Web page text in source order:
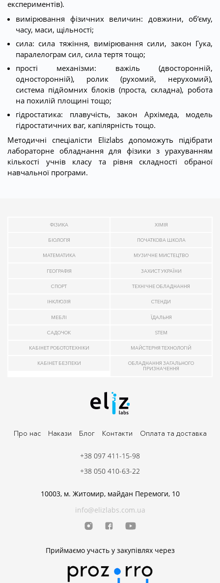
експериментів).
вимірювання фізичних величин: довжини, об’єму,
часу, маси, щільності;
сила: сила тяжіння, вимірювання сили, закон Гука,
паралелограм сил, сила тертя тощо;
прості механізми: важіль (двосторонній,
односторонній), ролик (рухомий, нерухомий),
система підйомних блоків (проста, складна), робота
на похилій площині тощо;
гідростатика: плавучість, закон Архімеда, модель
гідростатичних ваг, капілярність тощо.
Методичні спеціалісти Elizlabs допоможуть підібрати
лабораторне обладнання для фізики з урахуванням
кількості учнів класу та рівня складності обраної
навчальної програми.
ФІЗИКА ХІМІЯ
БІОЛОГІЯ ПОЧАТКОВА ШКОЛА
МАТЕМАТИКА МУЗИЧНЕ МИСТЕЦТВО
ГЕОГРАФІЯ ЗАХИСТ УКРАЇНИ
СПОРТ ТЕХНІЧНЕ ОБЛАДНАННЯ
ІНКЛЮЗІЯ СТЕНДИ
МЕБЛІ ЇДАЛЬНЯ
САДОЧОК STEM
КАБІНЕТ РОБОТОТЕХНІКИ МАЙСТЕРНЯ ТЕХНОЛОГІЙ
КАБІНЕТ БЕЗПЕКИ
ОБЛАДНАННЯ ЗАГАЛЬНОГО
ПРИЗНАЧЕННЯ
Про нас Накази Блог Контакти Оплата та доставка
10003, м. Житомир, майдан Перемоги, 10
info@elizlabs.com.ua
Приймаємо участь у закупівлях через
+38 097 411-15-98
+38 050 410-63-22